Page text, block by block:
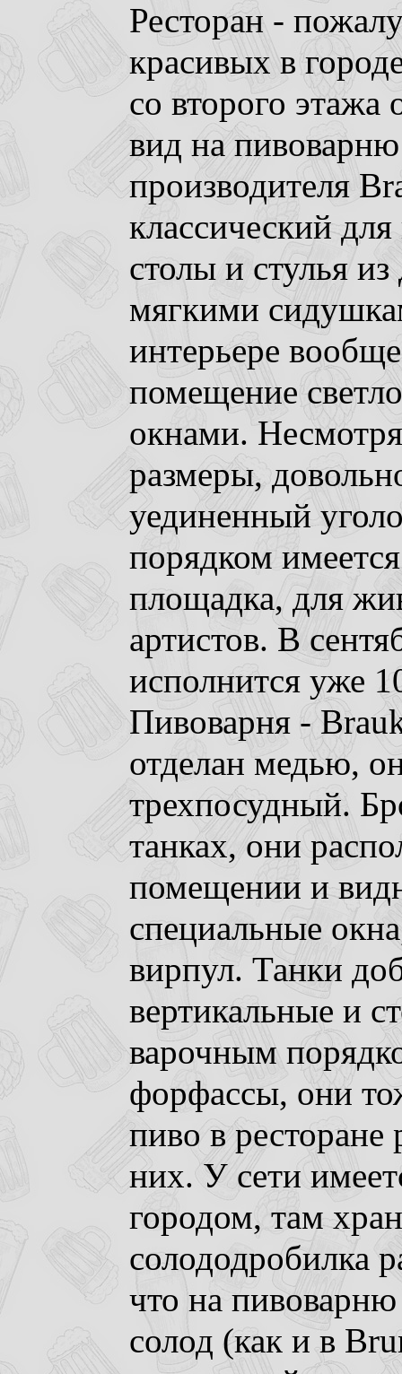
Ресторан -
красивых в
со второго
вид на
производителя
классический
столы и стулья из
мягкими
интерьере
помещение
окнами.
размеры,
уединенный
порядком
площадка, для
артистов. В
исполнится уже
Пивоварня -
отделан медью,
трехпосудный.
танках, они
помещении и
специальные
вирпул. Танки
вертикальные и
варочным
форфассы, они
пиво в
них. У сети
городом, там
солододробилка
что на
солод (как и в